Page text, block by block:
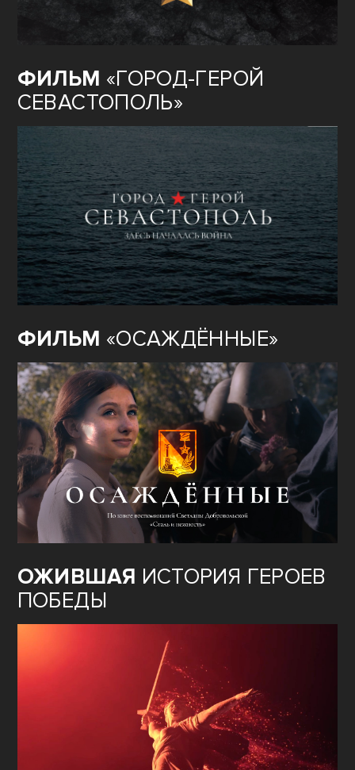
ФИЛЬМ «ГОРОД-ГЕРОЙ
СЕВАСТОПОЛЬ»
ФИЛЬМ «ОСАЖДЁННЫЕ»
ОЖИВШАЯ ИСТОРИЯ ГЕРОЕВ
ПОБЕДЫ